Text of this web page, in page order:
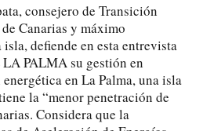
consejero de Transición
Canarias y máximo
defiende en esta entrevista
PALMA su gestión en
en La Palma, una isla
la “menor penetración de
Considera que la